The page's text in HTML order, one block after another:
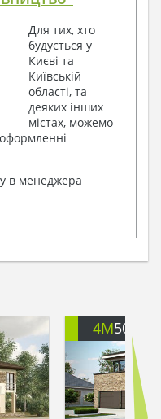
Для тих, хто
будується у
Києві та
Київській
області, та
деяких інших
містах, можемо
в менеджера
4M505